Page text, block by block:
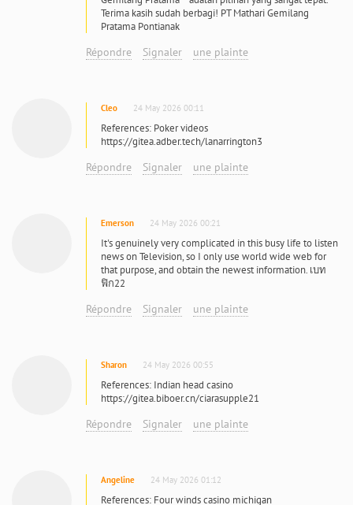
Terima kasih sudah berbagi! PT Mathari Gemilang
Pratama Pontianak
Répondre Signaler une plainte
Cleo 24 May 2026 00:11
References: Poker videos
https://gitea.adber.tech/lanarrington3
Répondre Signaler une plainte
Emerson 24 May 2026 00:21
It's genuinely very complicated in this busy life to listen
news on Television, so I only use world wide web for
that purpose, and obtain the newest information. เบท
ฟิก22
Répondre Signaler une plainte
Sharon 24 May 2026 00:55
References: Indian head casino
https://gitea.biboer.cn/ciarasupple21
Répondre Signaler une plainte
Angeline 24 May 2026 01:12
References: Four winds casino michigan